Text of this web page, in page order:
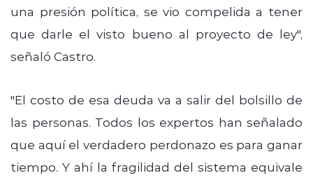
una presión política, se vio compelida a tener
que darle el visto bueno al proyecto de ley",
señaló Castro.
"El costo de esa deuda va a salir del bolsillo de
las personas. Todos los expertos han señalado
que aquí el verdadero perdonazo es para ganar
tiempo. Y ahí la fragilidad del sistema equivale